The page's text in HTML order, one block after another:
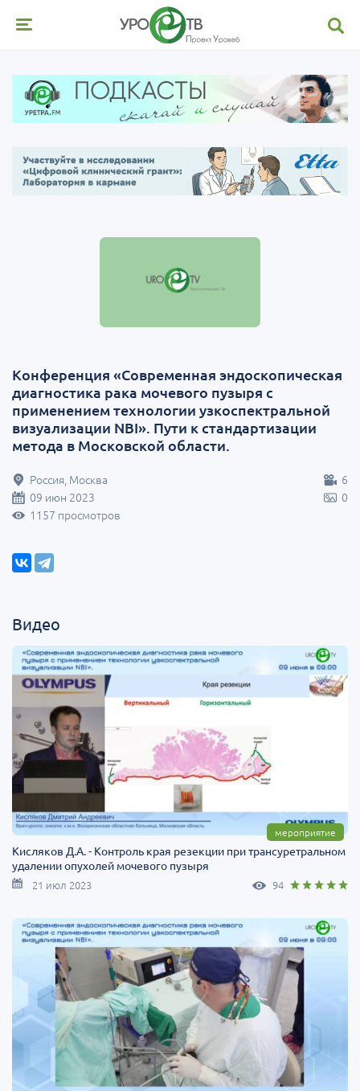
Конференция «Современная эндоскопическая
диагностика рака мочевого пузыря с
применением технологии узкоспектральной
визуализации NBI». Пути к стандартизации
метода в Московской области.
6
Россия, Москва
0
09 июн 2023
1157 просмотров
Видео
мероприятие
Кисляков Д.А. - Контроль края резекции при трансуретральном
удалении опухолей мочевого пузыря
21 июл 2023 94